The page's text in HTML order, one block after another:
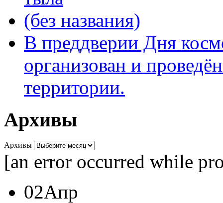
(без названия)
В преддверии Дня
организован и
территории.
Архивы
Архивы
[an error occurred while
02Апр